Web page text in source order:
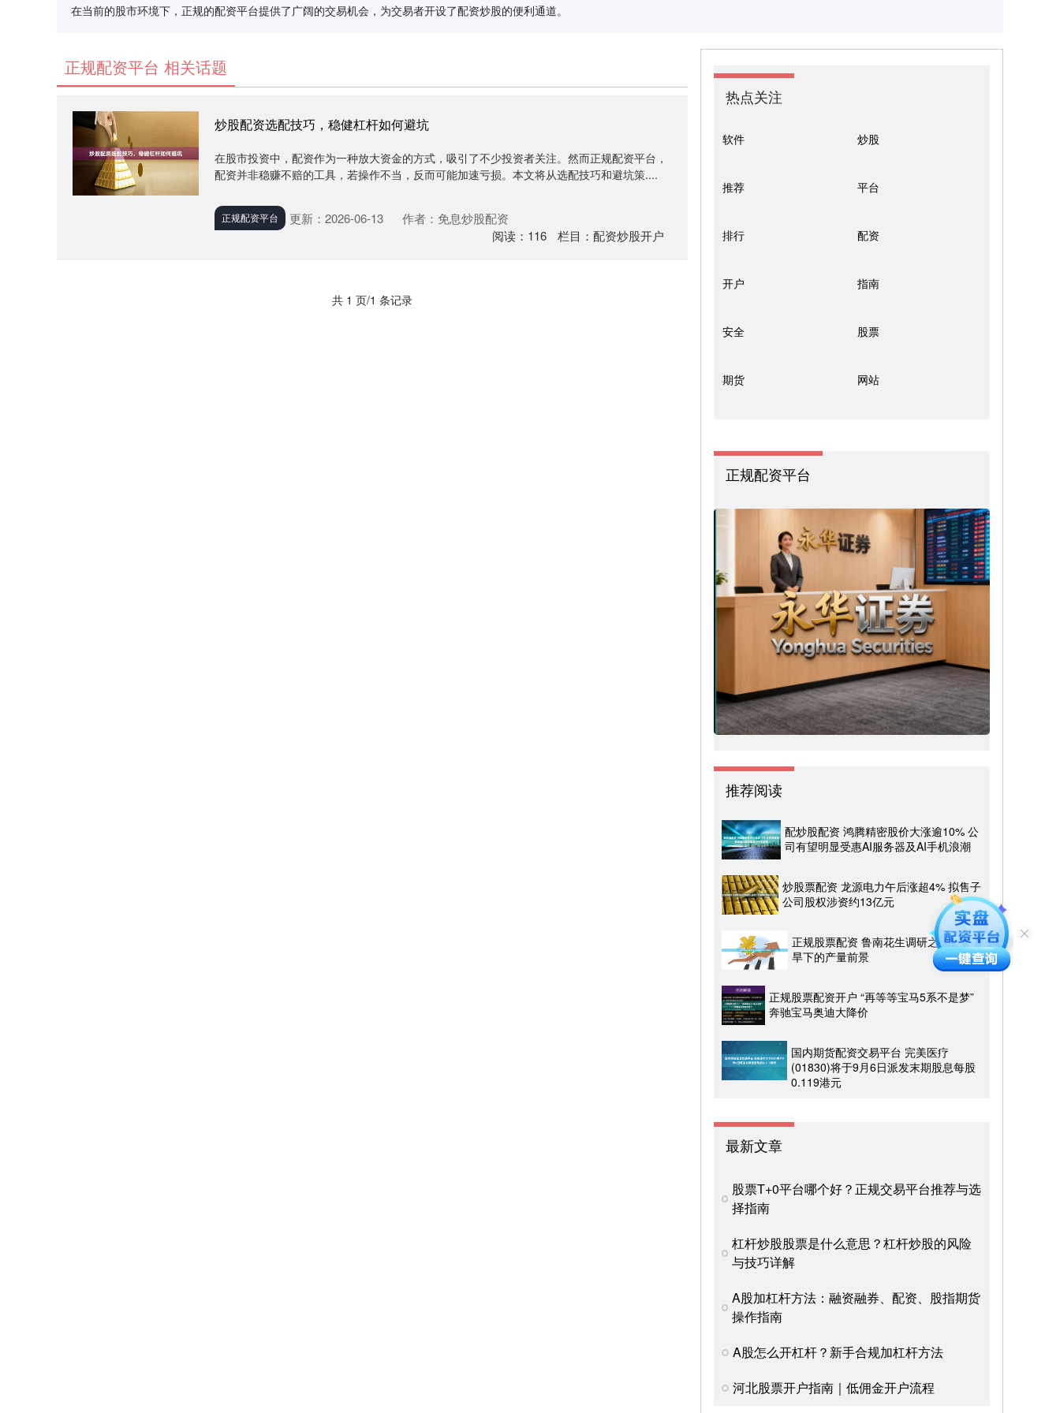
在当前的股市环境下，正规的配资平台提供了广阔的交易机会，为交易者开设了配资炒股的便利通道。
正规配资平台 相关话题
炒股配资选配技巧，稳健杠杆如何避坑
在股市投资中，配资作为一种放大资金的方式，吸引了不少投资者关注。然而正规配资平台，
配资并非稳赚不赔的工具，若操作不当，反而可能加速亏损。本文将从选配技巧和避坑策....
正规配资平台 更新：2026-06-13
作者：免息炒股配资
阅读： 116 栏目： 配资炒股开户
共 1 页/1 条记录
热点关注
软件 炒股
推荐 平台
排行 配资
开户 指南
安全 股票
期货 网站
正规配资平台
推荐阅读
配炒股配资 鸿腾精密股价大涨逾10% 公
司有望明显受惠AI服务器及AI手机浪潮
炒股票配资 龙源电力午后涨超4% 拟售子
公司股权涉资约13亿元
正规股票配资 鲁南花生调研之严重干
旱下的产量前景
正规股票配资开户 “再等等宝马5系不是梦”
奔驰宝马奥迪大降价
国内期货配资交易平台 完美医疗
(01830)将于9月6日派发末期股息每股
0.119港元
最新文章
股票T+0平台哪个好？正规交易平台推荐与选
择指南
杠杆炒股股票是什么意思？杠杆炒股的风险
与技巧详解
A股加杠杆方法：融资融券、配资、股指期货
操作指南
A股怎么开杠杆？新手合规加杠杆方法
河北股票开户指南｜低佣金开户流程